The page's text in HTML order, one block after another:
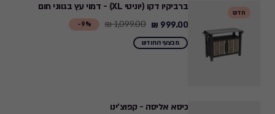
חדש
ברביקיו דקו (יוניטי XL) - דמוי עץ בגווני חום
9%-
Price
from
999.00 ₪
1,099.00 ₪
מבצעי החודש
כיסא אליסה - קפוצ'ינו